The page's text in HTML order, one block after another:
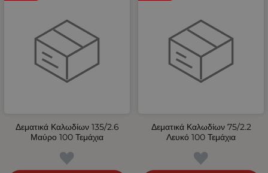
Δεματικά Καλωδίων 135/2.6
Μαύρο 100 Τεμάχια
Δεματικά Καλωδίων 75/2.2
Λευκό 100 Τεμάχια